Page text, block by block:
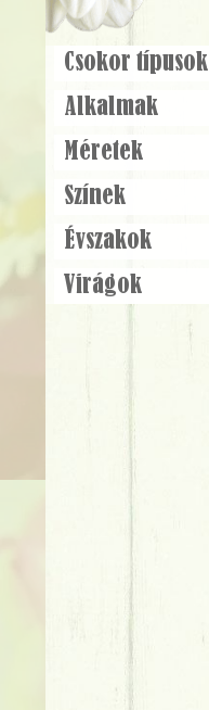
Csokor típusok
Alkalmak
Méretek
Színek
Évszakok
Virágok